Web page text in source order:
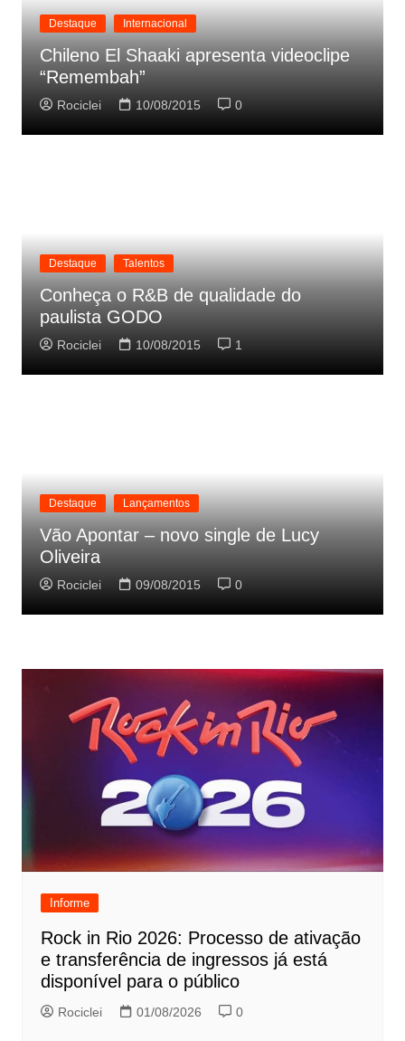
Destaque Internacional
Chileno El Shaaki apresenta videoclipe
“Remembah”
Rociclei 10/08/2015 0
Destaque Talentos
Conheça o R&B de qualidade do
paulista GODO
Rociclei 10/08/2015 1
Destaque Lançamentos
Vão Apontar – novo single de Lucy
Oliveira
Rociclei 09/08/2015 0
Informe
Rock in Rio 2026: Processo de ativação
e transferência de ingressos já está
disponível para o público
Rociclei 01/08/2026 0